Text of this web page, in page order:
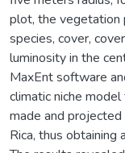
plot, the vegetation
species, cover,
luminosity in the
MaxEnt software
climatic niche
made and
Rica, thus obtaining